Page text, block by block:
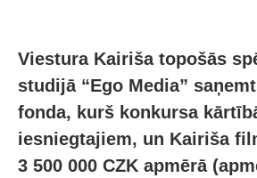
Viestura Kairiša topošās
studijā “Ego Media”
fonda, kurš konkursa
iesniegtajiem, un Kairiša
3 500 000 CZK apmērā